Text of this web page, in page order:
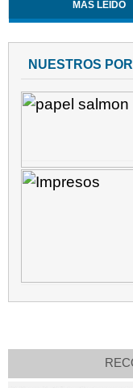
MÁS LEÍDO
NUESTROS